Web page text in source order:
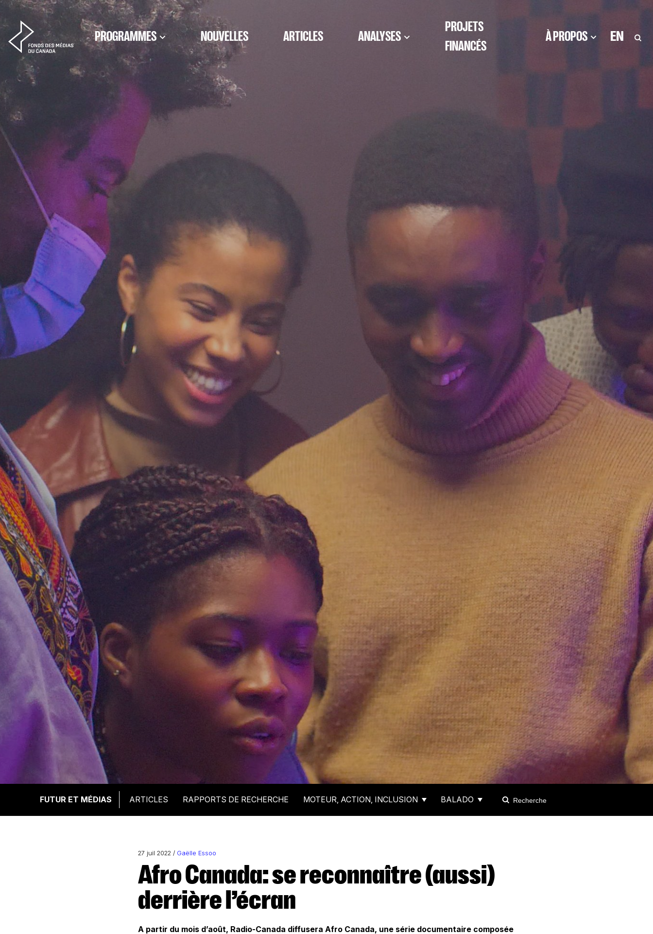
Aller au contenu
PROGRAMMES NOUVELLES ARTICLES ANALYSES
PROJETS
FINANCÉS
À PROPOS EN
FUTUR ET MÉDIAS ARTICLES RAPPORTS DE RECHERCHE MOTEUR, ACTION, INCLUSION BALADO
27 juil 2022 / Gaëlle Essoo
Afro Canada: se reconnaître (aussi)
derrière l’écran
A partir du mois d’août, Radio-Canada diffusera Afro Canada, une série documentaire composée